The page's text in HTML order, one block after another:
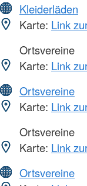
Kleiderläden
Karte: Link
Ortsvereine
Karte: Link
Ortsvereine
Karte: Link
Ortsvereine
Karte: Link
Ortsvereine